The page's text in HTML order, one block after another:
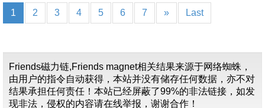
1 2 3 4 5 6 7 » Last
Friends磁力链,Friends magnet相关结果来源于网络蜘蛛，
由用户的指令自动获得，本站并没有储存任何数据，亦不对
结果承担任何责任！本站已经屏蔽了99%的非法链接，如发
现非法，侵权的内容请在线举报，谢谢合作！